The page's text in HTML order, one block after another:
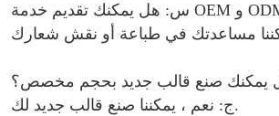
صنع قالب جديد بحجم مخصص؟
ج: نعم ، يمكننا صنع قالب جديد لك.